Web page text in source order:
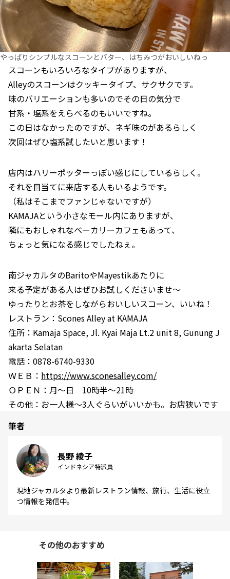
やっぱりシンプルなスコーンとバター、はちみつがおいしいねっ
スコーンもいろいろなタイプがありますが、
Alleyのスコーンはクッキータイプ、サクサクです。
味のバリエーションも多いのでその日の気分で
甘系・塩系をえらべるのもいいですね。
この日はなかったのですが、ネギ味のがあるらしく
次回はぜひ塩系試したいと思います！
店内はハリーポッターっぽい感じにしているらしく。
それを目当てに来店する人もいるようです。
（私はそこまでファンじゃないですが）
KAMAJAという小さなモール内にありますが、
隣にもおしゃれなベーカリーカフェもあって、
ちょっと気になる感じでしたねぇ。
南ジャカルタのBaritoやMayestikあたりに
来る予定がある人はぜひお試しくださいませ～
ゆったりとお茶をしながらおいしいスコーン、いいね！
レストラン：Scones Alley at KAMAJA
住所：Kamaja Space, Jl. Kyai Maja Lt.2 unit 8, Gunung J
akarta Selatan
電話： 0878-6740-9330
ＷＥＢ： https://www.sconesalley.com/
ＯＰＥＮ：月～日 10時半～21時
その他：お一人様～3人ぐらいがいいかも。お店狭いです
筆者
長野 綾子
インドネシア特派員
現地ジャカルタより最新レストラン情報、旅行、生活に役立
つ情報を発信中。
その他のおすすめ